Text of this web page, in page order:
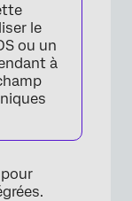
le
ou un
à